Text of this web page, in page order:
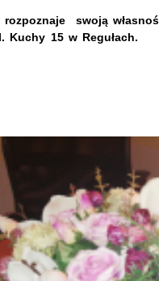
rozpoznaje swoją
Kuchy 15 w Regułach.